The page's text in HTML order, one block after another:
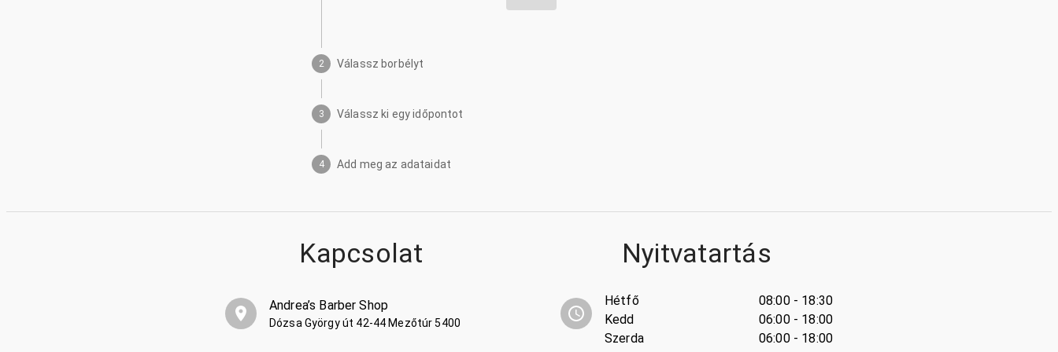
2 Válassz borbélyt
3 Válassz ki egy időpontot
4 Add meg az adataidat
Kapcsolat
Andrea’s Barber Shop
Dózsa György út 42-44 Mezőtúr 5400
Nyitvatartás
Hétfő
Kedd
Szerda
08:00 - 18:30
06:00 - 18:00
06:00 - 18:00